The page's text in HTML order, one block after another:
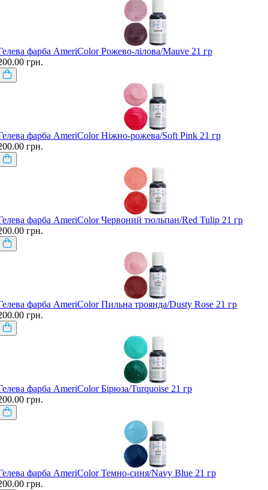
фарба AmeriColor Рожево-лілова/Mauve 21 гр
грн.
фарба AmeriColor Ніжно-рожева/Soft Pink 21 гр
грн.
фарба AmeriColor Червоний тюльпан/Red Tulip 21 гр
грн.
фарба AmeriColor Пильна троянда/Dusty Rose 21 гр
грн.
фарба AmeriColor Бірюза/Turquoise 21 гр
грн.
фарба AmeriColor Темно-синя/Navy Blue 21 гр
грн.